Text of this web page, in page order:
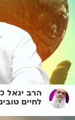
הרב יגאל
לחיים